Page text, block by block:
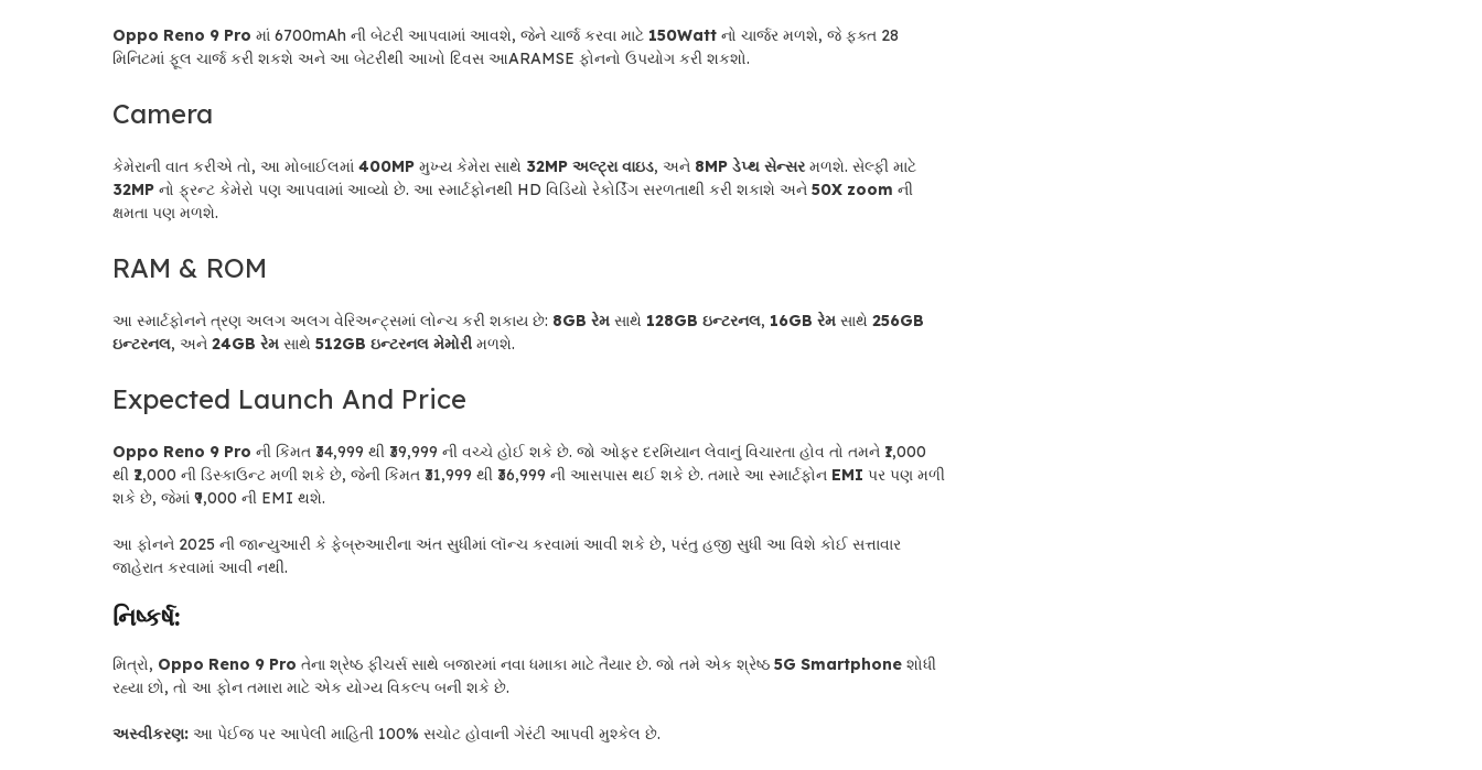
Oppo Reno 9 Pro માં 6700mAh ની બેટરી આપવામાં આવશે, જેને ચાર્જ કરવા માટે 150Watt નો ચાર્જર મળશે, જે ફક્ત 28
મિનિટમાં ફૂલ ચાર્જ કરી શકશે અને આ બેટરીથી આખો દિવસ આARAMSE ફોનનો ઉપયોગ કરી શકશો.
Camera
કેમેરાની વાત કરીએ તો, આ મોબાઈલમાં 400MP મુખ્ય કેમેરા સાથે 32MP અલ્ટ્રા વાઇડ, અને 8MP ડેપ્થ સેન્સરમળશે. સેલ્ફી માટે
32MP નો ફ્રન્ટ કેમેરો પણ આપવામાં આવ્યો છે. આ સ્માર્ટફોનથી HD વિડિયો રેકોર્ડિંગ સરળતાથી કરી શકાશે અને 50X zoom ની
ક્ષમતા પણ મળશે.
RAM & ROM
આ સ્માર્ટફોનને ત્રણ અલગ અલગ વેરિઅન્ટ્સમાં લોન્ચ કરી શકાય છે: 8GB રેમ સાથે 128GB ઇન્ટરનલ, 16GB રેમ સાથે 256GB
ઇન્ટરનલ, અને 24GB રેમ સાથે 512GB ઇન્ટરનલ મેમોરી મળશે.
Expected Launch And Price
Oppo Reno 9 Pro ની કિંમત ₹34,999 થી ₹39,999 ની વચ્ચે હોઈ શકે છે. જો ઓફર દરમિયાન લેવાનું વિચારતા હોવ તો તમને ₹1,000
થી ₹2,000 ની ડિસ્કાઉન્ટ મળી શકે છે, જેની કિંમત ₹31,999 થી ₹36,999 ની આસપાસ થઈ શકે છે. તમારે આ સ્માર્ટફોન EMI પર પણ મળી
શકે છે, જેમાં ₹9,000 ની EMI થશે.
આ ફોનને 2025 ની જાન્યુઆરી કે ફેબ્રુઆરીના અંત સુધીમાં લૉન્ચ કરવામાં આવી શકે છે, પરંતુ હજી સુધી આ વિશે કોઈ સત્તાવાર
જાહેરાત કરવામાં આવી નથી.
નિષ્કર્ષ:
મિત્રો, Oppo Reno 9 Pro તેના શ્રેષ્ઠ ફીચર્સ સાથે બજારમાં નવા ધમાકા માટે તૈયાર છે. જો તમે એક શ્રેષ્ઠ 5G Smartphone શોધી
રહ્યા છો, તો આ ફોન તમારા માટે એક યોગ્ય વિકલ્પ બની શકે છે.
અસ્વીકરણ: આ પેઈજ પર આપેલી માહિતી 100% સચોટ હોવાની ગેરંટી આપવી મુશ્કેલ છે.